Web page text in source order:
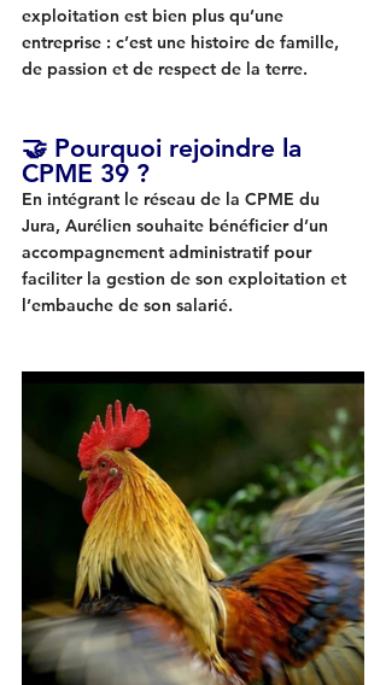
exploitation est bien plus qu’une
entreprise : c’est une histoire de famille,
de passion et de respect de la terre.
🤝 Pourquoi rejoindre la
CPME 39 ?
En intégrant le réseau de la CPME du
Jura, Aurélien souhaite bénéficier d’un
accompagnement administratif pour
faciliter la gestion de son exploitation et
l’embauche de son salarié.